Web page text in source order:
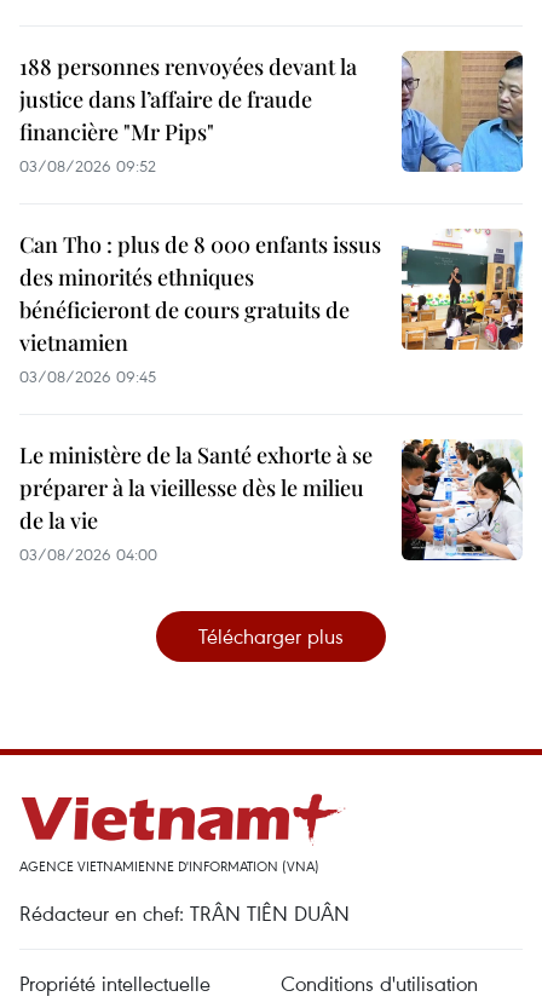
188 personnes renvoyées devant la
justice dans l’affaire de fraude
financière "Mr Pips"
03/08/2026 09:52
Can Tho : plus de 8 000 enfants issus
des minorités ethniques
bénéficieront de cours gratuits de
vietnamien
03/08/2026 09:45
Le ministère de la Santé exhorte à se
préparer à la vieillesse dès le milieu
de la vie
03/08/2026 04:00
Télécharger plus
AGENCE VIETNAMIENNE D'INFORMATION (VNA)
Rédacteur en chef: TRÂN TIÊN DUÂN
Propriété intellectuelle Conditions d'utilisation